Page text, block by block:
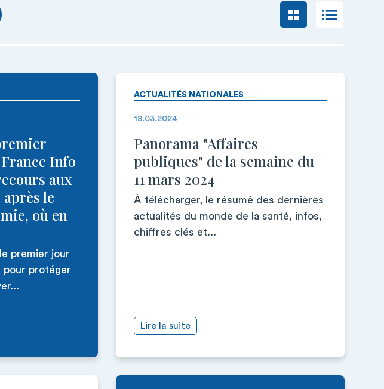
Info
aux
le
où en
premier jour
pour protéger
ACTUALITÉS NATIONALES
18.03.2024
Panorama "Affaires
publiques" de la semaine du
11 mars 2024
À télécharger, le résumé des dernières
actualités du monde de la santé, infos,
chiffres clés et...
Lire la suite